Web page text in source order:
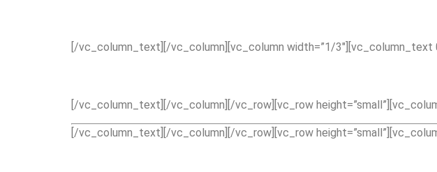
[/vc_column_text][/vc_column][vc_column width=”1/3″][vc_column_text
[/vc_column_text][/vc_column][/vc_row][vc_row
[/vc_column_text][/vc_column][/vc_row][vc_row